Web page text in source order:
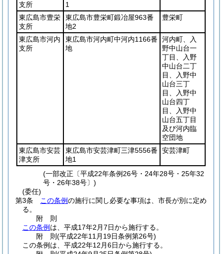
支所
1
東広島市豊栄
支所
東広島市豊栄町鍛冶屋963番
地2
豊栄町
東広島市河内
支所
東広島市河内町中河内1166番
地
河内町、入
野中山台一
丁目、入野
中山台二丁
目、入野中
山台三丁
目、入野中
山台四丁
目、入野中
山台五丁目
及び河内臨
空団地
東広島市安芸
津支所
東広島市安芸津町三津5556番
地1
安芸津町
(一部改正〔平成22年条例26号・24年28号・25年32
号・26年38号〕)
(委任)
第3条
この条例の施行に関し必要な事項は、市長が別に定め
る。
附 則
この条例 は、平成17年2月7日から施行する。
附 則(平成22年11月19日条例第26号)
この条例は、平成22年12月6日から施行する。